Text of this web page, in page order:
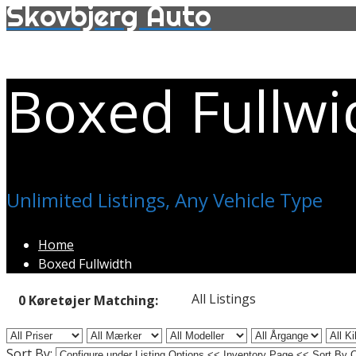
Skovbjerg Auto
Boxed
Unlimited Listings, Any Vehicle Type
Home
Boxed Fullwidth
0 Køretøjer Matching: All Listings